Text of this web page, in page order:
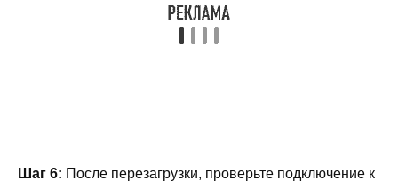
Шаг 6: После перезагрузки, проверьте подключение к